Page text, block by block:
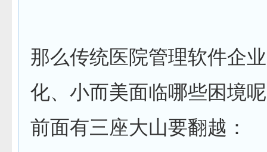
那么传统医院管理软件企
化、小而美面临哪些困境
前面有三座大山要翻越：